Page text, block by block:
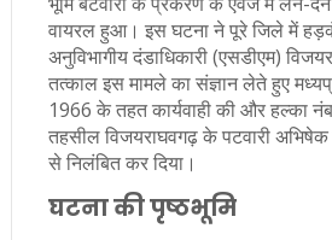
वायरल हुआ। इस घटना ने पूरे जिले में
अनुविभागीय दंडाधिकारी (एसडीएम)
तत्काल इस मामले का संज्ञान लेते हुए
1966 के तहत कार्यवाही की और हल्का
तहसील विजयराघवगढ़ के पटवारी
से निलंबित कर दिया।
घटना की पृष्ठभूमि